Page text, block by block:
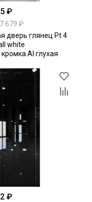
₽
679 ₽
дверь глянец Pt 4
white
Al глухая
₽